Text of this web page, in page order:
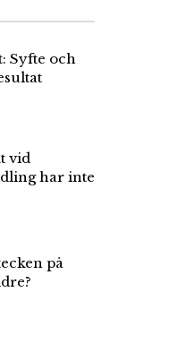
Syfte och
vid
har inte
på